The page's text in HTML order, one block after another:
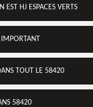
EST HJ ESPACES VERTS
IMPORTANT
TOUT LE 58420
58420